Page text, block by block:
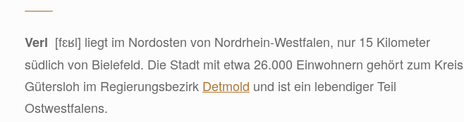
Verl [fɛʁl] liegt im Nordosten von Nordrhein-Westfalen, nur 15 Kilometer
südlich von Bielefeld. Die Stadt mit etwa 26.000 Einwohnern gehört zum Kreis
Gütersloh im Regierungsbezirk Detmold und ist ein lebendiger Teil
Ostwestfalens.